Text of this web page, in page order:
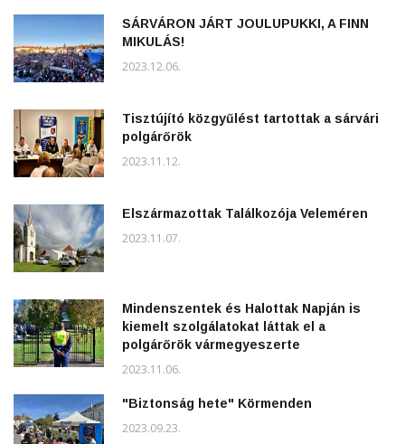
SÁRVÁRON JÁRT JOULUPUKKI, A FINN
MIKULÁS!
2023.12.06.
Tisztújító közgyűlést tartottak a sárvári
polgárőrök
2023.11.12.
Elszármazottak Találkozója Veleméren
2023.11.07.
Mindenszentek és Halottak Napján is
kiemelt szolgálatokat láttak el a
polgárőrök vármegyeszerte
2023.11.06.
"Biztonság hete" Körmenden
2023.09.23.